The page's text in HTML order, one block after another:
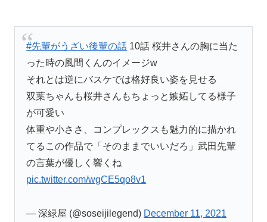
#先輩がうざい後輩の話 10話 桜井さんの胸に当た
った時の風間くんのイメージw
それとは逆にバスケでは格好良い姿を見せる
双葉ちゃんも桜井さんもちょっと嫉妬してる様子
が可愛い
体重や小ささ、コンプレックスも魅力的に描かれ
てるこの作品で「そのままでいいだろ」武田先輩
の言葉が優しく響くね
pic.twitter.com/wgCE5qo8v1
— 深緑屋 (@soseijilegend) December 11, 2021